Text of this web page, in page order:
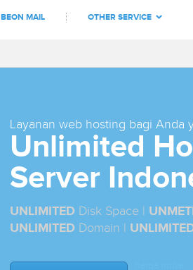
BEON MAIL OTHER SERVICE
Layanan web hosting bagi Anda
Unlimited
Server
UNLIMITED Disk Space |
UNLIMITED Domain |